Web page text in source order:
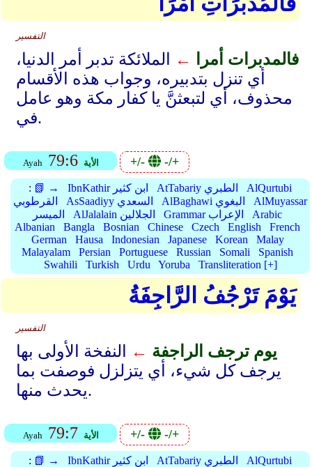
التفسير
فالمدبرات أمرا ←
الملائكة تدبر أمر الدنيا،
أي تنزل بتدبيره، وجواب هذه الأقسام
محذوف، أي لتبعثنَّ يا كفار مكة وهو عامل
في.
Ayah 79:6 الأية +/- -/+
: 📗 → IbnKathir ابن كثير AtTabariy الطبري
AlQurtubi
القرطوبي
AsSaadiyy السعدي AlBaghawi البغوي
AlMuyassar
الميسر
AlJalalain الجلالين Grammar الإعراب
Arabic
Albanian
Bangla Bosnian Chinese Czech English
French
German
Hausa Indonesian Japanese Korean
Malay
Malayalam
Persian Portuguese Russian Somali
Spanish
Swahili
Turkish Urdu Yoruba Transliteration [+]
يَوْمَ تَرْجُفُ الرَّاجِفَةُ
التفسير
يوم ترجف الراجفة ←
النفخة الأولى بها
يرجف كل شيء، أي يتزلزل فوصفت بما
يحدث منها.
Ayah 79:7 الأية +/- -/+
: 📗 → IbnKathir ابن كثير AtTabariy الطبري
AlQurtubi